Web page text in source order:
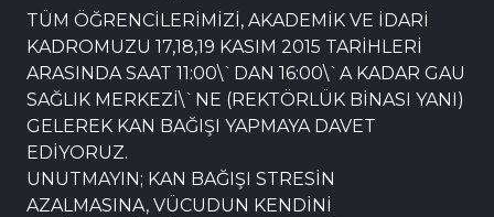
TÜM ÖĞRENCİLERİMİZİ, AKADEMİK VE İDARİ
KADROMUZU 17,18,19 KASIM 2015 TARİHLERİ
ARASINDA SAAT 11:00\`DAN 16:00\`A KADAR GAU
SAĞLIK MERKEZİ\`NE (REKTÖRLÜK BİNASI YANI)
GELEREK KAN BAĞIŞI YAPMAYA DAVET
EDİYORUZ.
UNUTMAYIN; KAN BAĞIŞI STRESİN
AZALMASINA, VÜCUDUN KENDİNİ